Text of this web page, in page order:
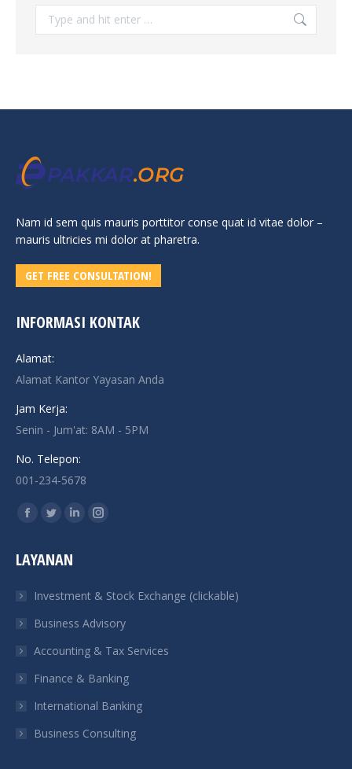
Nam id sem quis mauris porttitor conse quat id vitae dolor –
mauris ultricies mi dolor at pharetra.
GET FREE CONSULTATION!
INFORMASI KONTAK
Alamat:
Alamat Kantor Yayasan Anda
Jam Kerja:
Senin - Jum'at: 8AM - 5PM
No. Telepon:
001-234-5678
Find us on:
Facebook
opens
new
window
Twitter
opens
new
window
Linkedin
new
window
Instagram
new
window
LAYANAN
Investment & Stock Exchange (clickable)
Business Advisory
Accounting & Tax Services
Finance & Banking
International Banking
Business Consulting